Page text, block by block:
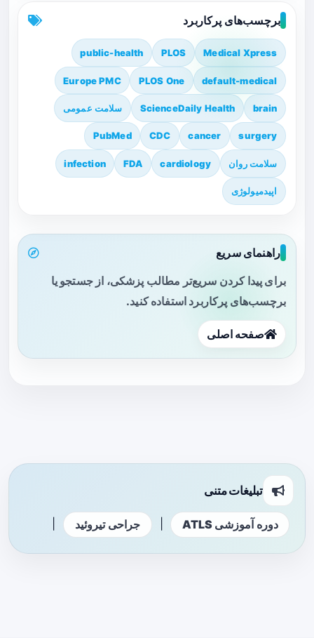
برچسب‌های پرکاربرد
Medical Xpress
PLOS
public-health
default-medical
PLOS One
Europe PMC
brain
ScienceDaily Health سلامت عمومی
surgery
cancer
CDC
PubMed
سلامت روان cardiology
FDA
infection
اپیدمیولوژی
راهنمای سریع
برای پیدا کردن سریع‌تر مطالب پزشکی، از جستجو یا
برچسب‌های پرکاربرد استفاده کنید.
صفحه اصلی
تبلیغات متنی
دوره آموزشی ATLS جراحی تیروئید